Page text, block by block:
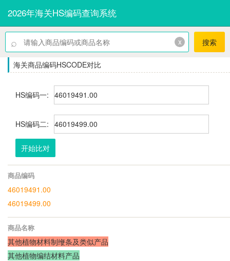
2026年海关HS编码查询系统
⌕ x 搜索
海关商品编码HSCODE对比
HS编码一:
HS编码二:
开始比对
商品编码
46019491.00
46019499.00
商品名称
其他植物材料制缏条及类似产品
其他植物编结材料产品